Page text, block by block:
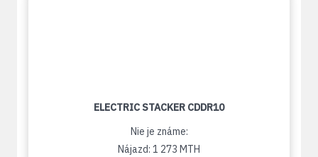
ELECTRIC STACKER CDDR10
Nie je známe:
Nájazd: 1 273 MTH